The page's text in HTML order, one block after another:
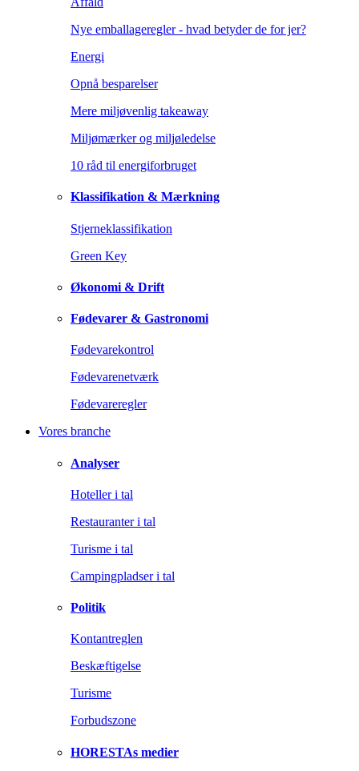
Nye emballageregler - hvad betyder de for jer?
Energi
Opnå besparelser
Mere miljøvenlig takeaway
Miljømærker og miljøledelse
10 råd til energiforbruget
Klassifikation & Mærkning
Stjerneklassifikation
Green Key
Økonomi & Drift
Fødevarer & Gastronomi
Fødevarekontrol
Fødevarenetværk
Fødevareregler
Vores branche
Analyser
Hoteller i tal
Restauranter i tal
Turisme i tal
Campingpladser i tal
Politik
Kontantreglen
Beskæftigelse
Turisme
Forbudszone
HORESTAs medier